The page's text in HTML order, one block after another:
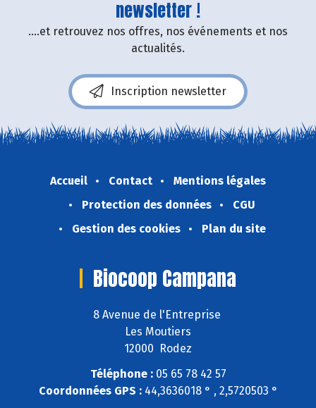
newsletter !
....et retrouvez nos offres, nos événements et nos
actualités.
Inscription newsletter
Accueil Contact
Mentions légales
Protection des données
CGU
Gestion des cookies
Plan du site
Biocoop Campana
8 Avenue de l'Entreprise
Les Moutiers
12000 Rodez
Téléphone :05 65 78 42 57
Coordonnées GPS :44,3636018 ° , 2,5720503 °